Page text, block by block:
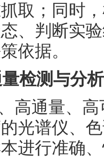
取；同时
、判断实
依据。
检测与分
高通量、
光谱仪、
进行准确